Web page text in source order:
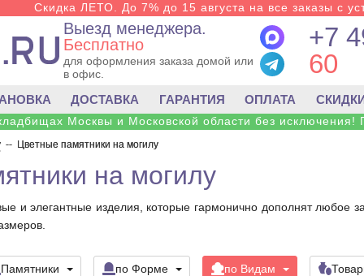
Скидка ЛЕТО. До 7% до 15 августа на все заказы с
Выезд менеджера.
Бесплатно
для оформления заказа домой или
в офис.
+7
60
ДОСТАВКА ГАРАНТИЯ ОПЛАТА
Москвы и Московской области без исключения!
-- Цветные памятники на могилу
на могилу
и элегантные изделия, которые гармонично дополнят любое
Памятники по Форме по Видам